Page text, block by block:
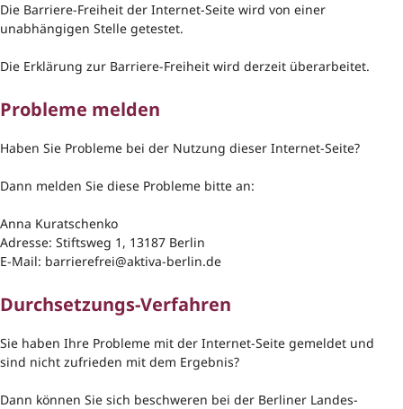
Die Barriere-Freiheit der Internet-Seite wird von einer
unabhängigen Stelle getestet.
Die Erklärung zur Barriere-Freiheit wird derzeit überarbeitet.
Probleme melden
Haben Sie Probleme bei der Nutzung dieser Internet-Seite?
Dann melden Sie diese Probleme bitte an:
Anna Kuratschenko
Adresse: Stiftsweg 1, 13187 Berlin
E-Mail: barrierefrei@aktiva-berlin.de
Durchsetzungs-Verfahren
Sie haben Ihre Probleme mit der Internet-Seite gemeldet und
sind nicht zufrieden mit dem Ergebnis?
Dann können Sie sich beschweren bei der Berliner Landes-